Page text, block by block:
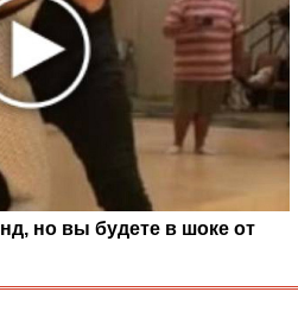
но вы будете в шоке от